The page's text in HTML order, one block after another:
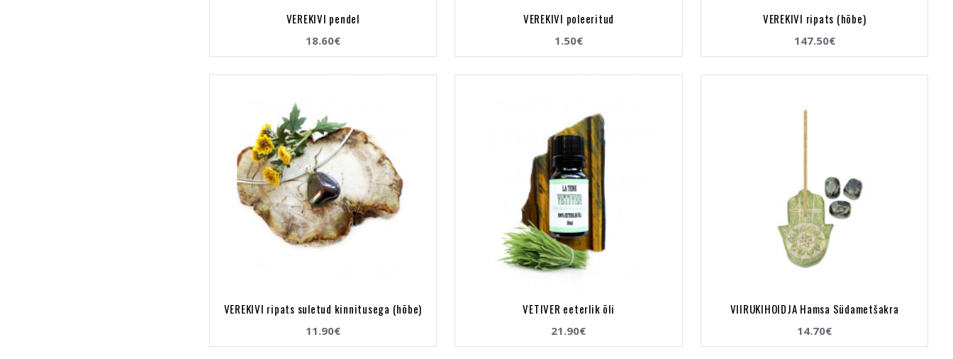
VEREKIVI pendel
18.60€
VEREKIVI poleeritud
1.50€
VEREKIVI ripats (hõbe)
147.50€
VEREKIVI ripats suletud kinnitusega (hõbe)
11.90€
VETIVER eeterlik õli
21.90€
VIIRUKIHOIDJA Hamsa Südametšakra
14.70€